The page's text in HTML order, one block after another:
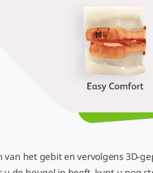
het gebit en vervolgens 3D-